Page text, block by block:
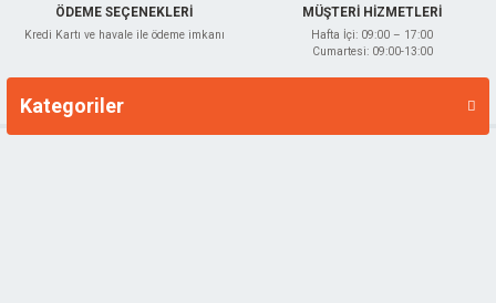
ÖDEME SEÇENEKLERİ
Kredi Kartı ve havale ile ödeme imkanı
MÜŞTERİ HİZMETLERİ
Hafta İçi: 09:00 – 17:00
Cumartesi: 09:00-13:00
Kategoriler
Markalar